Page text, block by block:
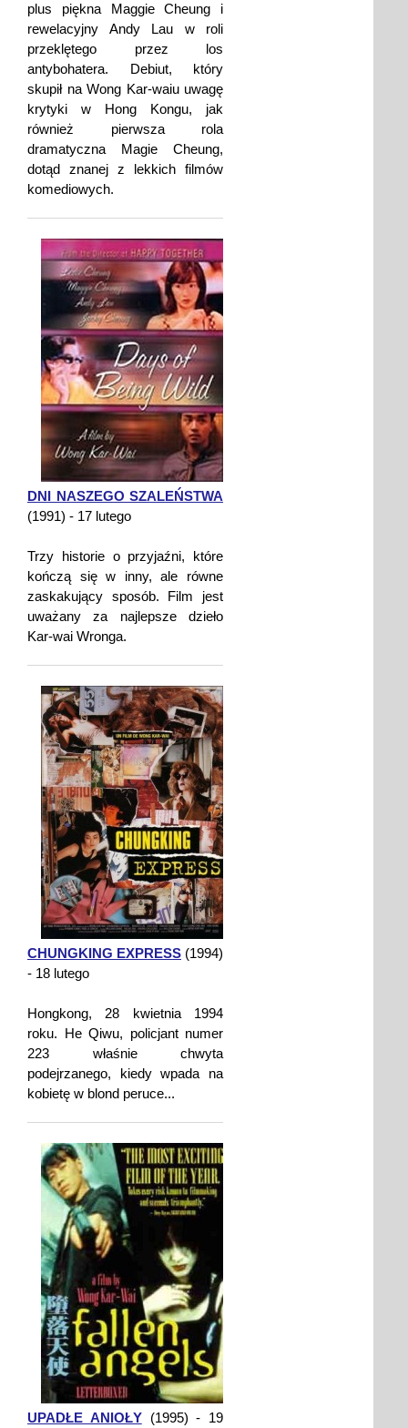
plus piękna Maggie Cheung i
rewelacyjny Andy Lau w roli
przeklętego przez los
antybohatera. Debiut, który
skupił na Wong Kar-waiu uwagę
krytyki w Hong Kongu, jak
również pierwsza rola
dramatyczna Magie Cheung,
dotąd znanej z lekkich filmów
komediowych.
DNI NASZEGO SZALEŃSTWA
(1991) - 17 lutego
Trzy historie o przyjaźni, które
kończą się w inny, ale równe
zaskakujący sposób. Film jest
uważany za najlepsze dzieło
Kar-wai Wronga.
CHUNGKING EXPRESS (1994)
- 18 lutego
Hongkong, 28 kwietnia 1994
roku. He Qiwu, policjant numer
223 właśnie chwyta
podejrzanego, kiedy wpada na
kobietę w blond peruce...
UPADŁE ANIOŁY(1995) - 19